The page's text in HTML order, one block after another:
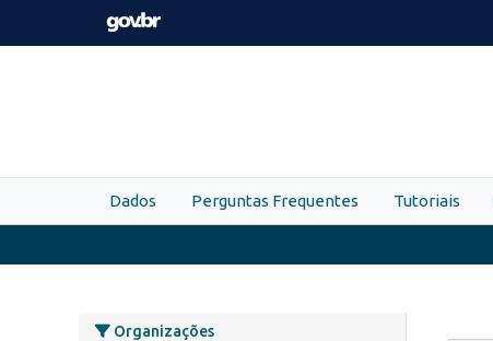
Skip to main content
Dados Perguntas Frequentes Tutoriais
Organizações